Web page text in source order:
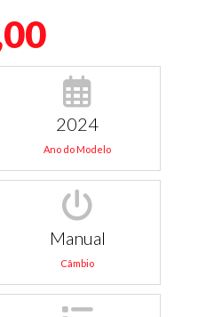
2024
Ano do Modelo
Manual
Câmbio